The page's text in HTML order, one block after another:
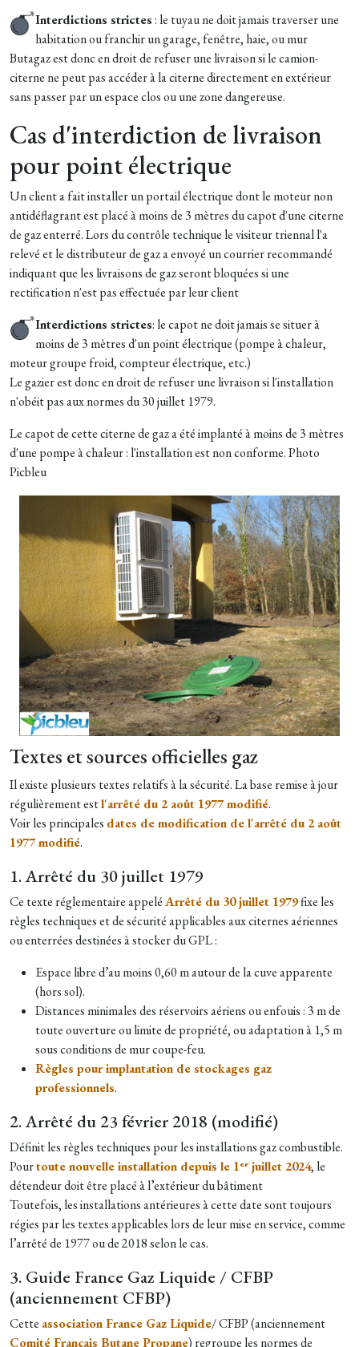
Interdictions strictes: le tuyau ne doit jamais traverser une
habitation ou franchir un garage, fenêtre, haie, ou mur
Butagaz est donc en droit de refuser une livraison si le camion-
citerne ne peut pas accéder à la citerne directement en extérieur
sans passer par un espace clos ou une zone dangereuse.
Cas d'interdiction de livraison
pour point électrique
Un client a fait installer un portail électrique dont le moteur non
antidéflagrant est placé à moins de 3 mètres du capot d'une citerne
de gaz enterré. Lors du contrôle technique le visiteur triennal l'a
relevé et le distributeur de gaz a envoyé un courrier recommandé
indiquant que les livraisons de gaz seront bloquées si une
rectification n'est pas effectuée par leur client
Interdictions strictes: le capot ne doit jamais se situer à
moins de 3 mètres d'un point électrique (pompe à chaleur,
moteur groupe froid, compteur électrique, etc.)
Le gazier est donc en droit de refuser une livraison si l'installation
n'obéit pas aux normes du 30 juillet 1979.
Le capot de cette citerne de gaz a été implanté à moins de 3 mètres
d'une pompe à chaleur : l'installation est non conforme. Photo
Picbleu
Textes et sources officielles gaz
Il existe plusieurs textes relatifs à la sécurité. La base remise à jour
régulièrement estl'arrêté du 2 août 1977 modifié.
Voir les principales dates de modification de l'arrêté du 2 août
1977 modifié.
1. Arrêté du 30 juillet 1979
Ce texte réglementaire appeléArrêté du 30 juillet 1979fixe les
règles techniques et de sécurité applicables aux citernes aériennes
ou enterrées destinées à stocker du GPL :
Espace libre d’au moins 0,60 m autour de la cuve apparente
(hors sol).
Distances minimales des réservoirs aériens ou enfouis : 3 m de
toute ouverture ou limite de propriété, ou adaptation à 1,5 m
sous conditions de mur coupe-feu.
Règles pour implantation de stockages gaz
professionnels.
2. Arrêté du 23 février 2018 (modifié)
Définit les règles techniques pour les installations gaz combustible.
Pourtoute nouvelle installation depuis le 1ᵉʳ juillet 2024, le
détendeur doit être placé à l’extérieur du bâtiment
Toutefois, les installations antérieures à cette date sont toujours
régies par les textes applicables lors de leur mise en service, comme
l’arrêté de 1977 ou de 2018 selon le cas.
3. Guide France Gaz Liquide / CFBP
(anciennement CFBP)
Cette association France Gaz Liquide/ CFBP (anciennement
Comité Français Butane Propane) regroupe les normes de